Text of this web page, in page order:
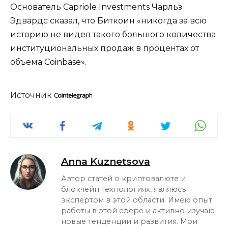
Основатель Capriole Investments Чарльз
Эдвардс сказал, что Биткоин «никогда за всю
историю не видел такого большого количества
институциональных продаж в процентах от
объема Coinbase».
Источник
Anna Kuznetsova
Автор статей о криптовалюте и
блокчейн технологиях, являюсь
экспертом в этой области. Имею опыт
работы в этой сфере и активно изучаю
новые тенденции и развития. Мои